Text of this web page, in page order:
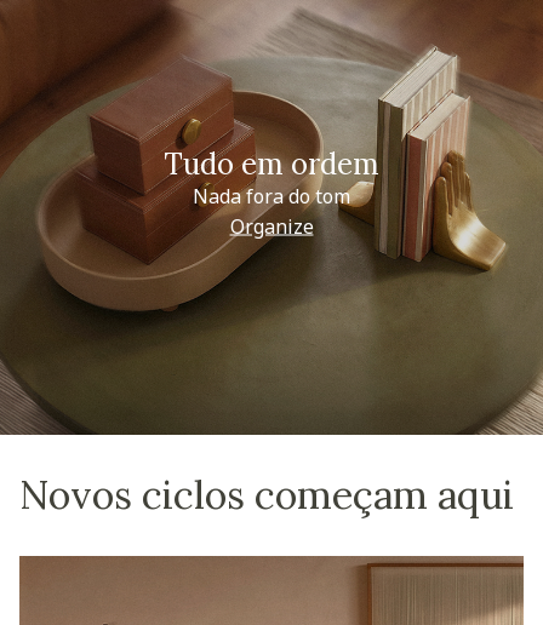
Tudo em ordem
Nada fora do tom
Organize
Novos ciclos começam aqui